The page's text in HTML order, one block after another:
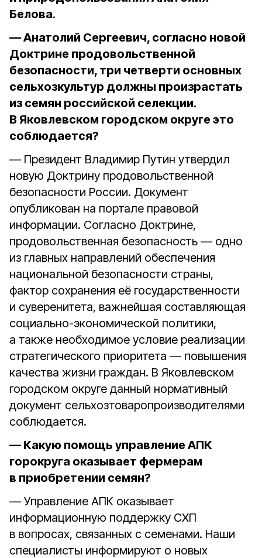
Белова.
— Анатолий Сергеевич, согласно новой
Доктрине продовольственной
безопасности, три четверти основных
сельхозкультур должны произрастать
из семян российской селекции.
В Яковлевском городском округе это
соблюдается?
— Президент Владимир Путин утвердил
новую Доктрину продовольственной
безопасности России. Документ
опубликован на портале правовой
информации. Согласно Доктрине,
продовольственная безопасность — одно
из главных направлений обеспечения
национальной безопасности страны,
фактор сохранения её государственности
и суверенитета, важнейшая составляющая
социально-экономической политики,
а также необходимое условие реализации
стратегического приоритета — повышения
качества жизни граждан. В Яковлевском
городском округе данный нормативный
документ сельхозтоваропроизводителями
соблюдается.
— Какую помощь управление АПК
горокруга оказывает фермерам
в приобретении семян?
— Управление АПК оказывает
информационную поддержку СХП
в вопросах, связанных с семенами. Наши
специалисты информируют о новых